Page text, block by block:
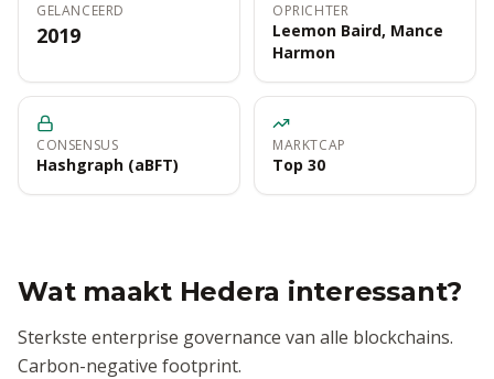
GELANCEERD
2019
OPRICHTER
Leemon Baird, Mance
Harmon
CONSENSUS
Hashgraph (aBFT)
MARKTCAP
Top 30
Wat maakt Hedera interessant?
Sterkste enterprise governance van alle blockchains.
Carbon-negative footprint.